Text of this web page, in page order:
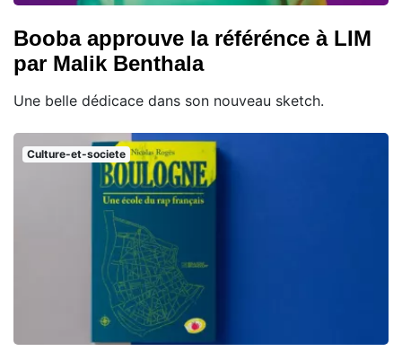
Booba approuve la référénce à LIM
par Malik Benthala
Une belle dédicace dans son nouveau sketch.
Culture-et-societe